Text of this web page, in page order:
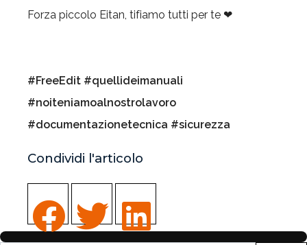
Forza piccolo Eitan, tifiamo tutti per te ❤
#FreeEdit #quellideimanuali
#noiteniamoalnostrolavoro
#documentazionetecnica #sicurezza
Condividi l'articolo